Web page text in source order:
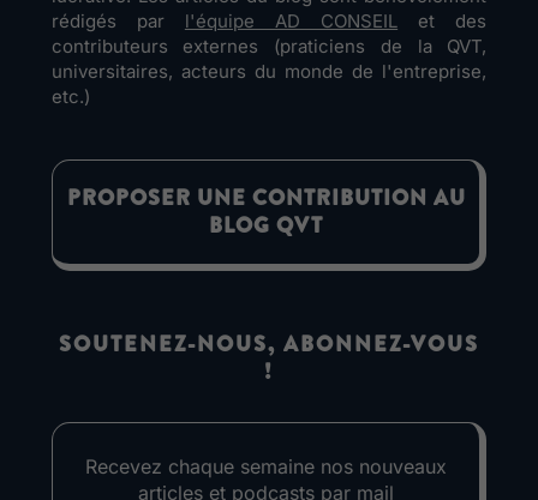
rédigés par l'équipe AD CONSEIL
et des
contributeurs externes (praticiens de la QVT,
universitaires, acteurs du monde de l'entreprise,
etc.)
PROPOSER UNE CONTRIBUTION AU
BLOG QVT
SOUTENEZ-NOUS, ABONNEZ-VOUS
!
Recevez chaque semaine nos nouveaux
articles et podcasts par mail